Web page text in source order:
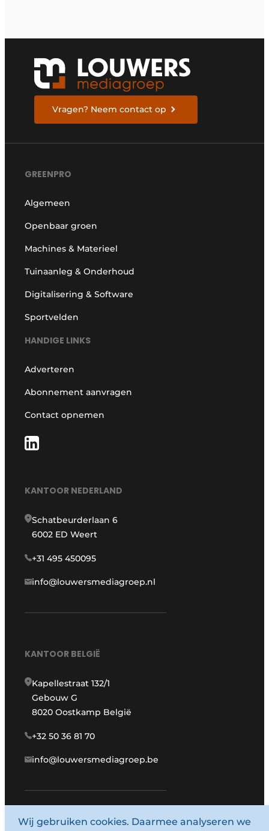
Vragen? Neem contact op
GREENPRO
Algemeen
Openbaar groen
Machines & Materieel
Tuinaanleg & Onderhoud
Digitalisering & Software
Sportvelden
HANDIGE LINKS
Adverteren
Abonnement aanvragen
Contact opnemen
KANTOOR NEDERLAND
Schatbeurderlaan 6
6002 ED Weert
+31 495 450095
info@louwersmediagroep.nl
KANTOOR BELGIË
Kapellestraat 132/1
Gebouw G
8020 Oostkamp België
+32 50 36 81 70
info@louwersmediagroep.be
www.louwersmediagroep.com
Wij gebruiken cookies. Daarmee analyseren we